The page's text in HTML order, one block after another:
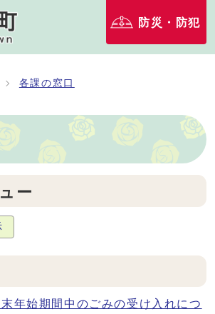
防災・防犯
各課の窓口
ー
年始期間中のごみの受け入れにつ